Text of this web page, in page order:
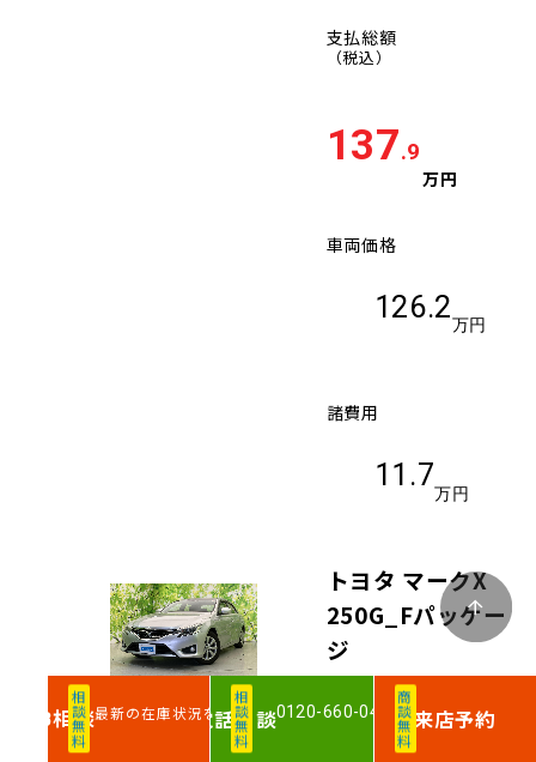
支払総額
（税込）
137.9
万円
車両価格
126.2
万円
諸費用
11.7
万円
トヨタ マークX
250G_Fパッケー
ジ
支払総額
（税込）
相談無料
WEB相談最新の在庫状況を確認
相談無料
電話相談0120-660-040 商談無料来店予約